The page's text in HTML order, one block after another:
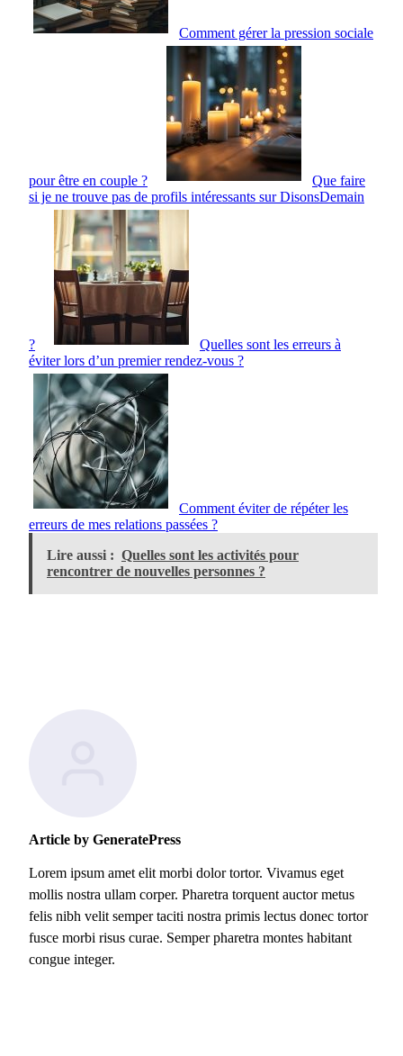
Comment gérer la pression sociale
pour être en couple ?
Que faire
si je ne trouve pas de profils intéressants sur DisonsDemain
?
Quelles sont les erreurs à
éviter lors d’un premier rendez-vous ?
Comment éviter de répéter les
erreurs de mes relations passées ?
Lire aussi : Quelles sont les activités pour
rencontrer de nouvelles personnes ?
Article by GeneratePress
Lorem ipsum amet elit morbi dolor tortor. Vivamus eget
mollis nostra ullam corper. Pharetra torquent auctor metus
felis nibh velit semper taciti nostra primis lectus donec tortor
fusce morbi risus curae. Semper pharetra montes habitant
congue integer.